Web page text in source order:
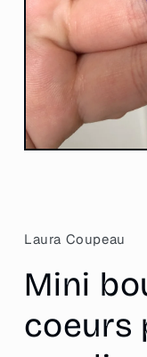
Ouvrir
fenêtre
modale
Laura Coupeau
Mini
coeurs